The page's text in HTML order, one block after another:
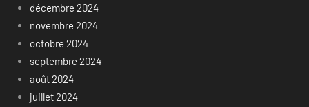
décembre 2024
novembre 2024
octobre 2024
septembre 2024
août 2024
juillet 2024